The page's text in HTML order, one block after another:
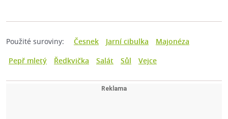
Použité suroviny: Česnek Jarní cibulka
Majonéza
Pepř mletý
Ředkvička Salát Sůl Vejce